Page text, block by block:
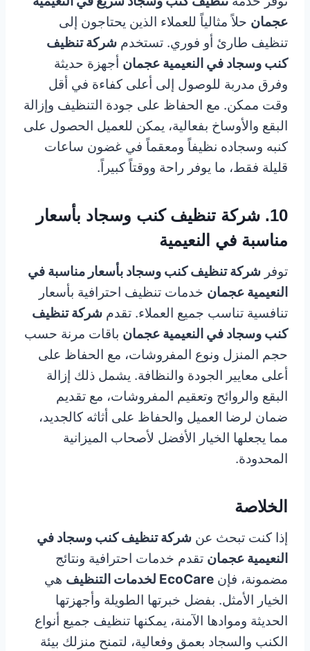
عجمان حلاً مثالياً للعملاء الذين يحتاجون إلى
تنظيف طارئ أو فوري. تستخدم شركة تنظيف
كنب وسجاد في النعيمية عجمان أجهزة حديثة
وفرق مدربة للوصول إلى أعلى كفاءة في أقل
وقت ممكن. مع الحفاظ على جودة التنظيف وإزالة
البقع والأوساخ بفعالية، يمكن للعميل الحصول على
كنبه وسجاده نظيفاً ومعقماً في غضون ساعات
قليلة فقط، ما يوفر راحة ووقتاً كبيراً.
10. شركة تنظيف كنب وسجاد بأسعار
مناسبة في النعيمية
توفر شركة تنظيف كنب وسجاد بأسعار مناسبة في
النعيمية عجمان خدمات تنظيف احترافية بأسعار
تنافسية تناسب جميع العملاء. تقدم شركة تنظيف
كنب وسجاد في النعيمية عجمان باقات مرنة حسب
حجم المنزل ونوع المفروشات، مع الحفاظ على
أعلى معايير الجودة والنظافة. يشمل ذلك إزالة
البقع والروائح وتعقيم المفروشات، مع تقديم
ضمان لرضا العميل والحفاظ على أثاثه كالجديد،
مما يجعلها الخيار الأفضل لأصحاب الميزانية
المحدودة.
الخلاصة
إذا كنت تبحث عن شركة تنظيف كنب وسجاد في
النعيمية عجمان تقدم خدمات احترافية ونتائج
مضمونة، فإن EcoCare لخدمات التنظيف
هي
الخيار الأمثل. بفضل خبرتها الطويلة وأجهزتها
الحديثة وموادها الآمنة، يمكنها تنظيف جميع أنواع
الكنب والسجاد بعمق وفعالية، لتمنح منزلك بيئة